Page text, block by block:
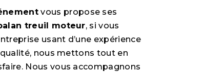
vous propose ses
treuil moteur, si vous
usant d’une expérience
nous mettons tout en
Nous vous accompagnons